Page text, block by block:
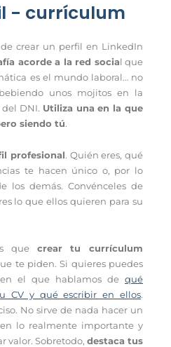
- currículum
crear un perfil en LinkedIn
acorde a la red social que
es el mundo laboral… no
unos mojitos en la
DNI. Utiliza una en la que
siendo tú.
profesional. Quién eres, qué
te hacen único o, por lo
los demás. Convénceles de
lo que ellos quieren para su
que crear tu currículum
te piden. Si quieres puedes
el que hablamos de qué
CV y qué escribir en ellos.
No sirve de nada hacer un
lo realmente importante y
valor. Sobretodo, destaca tus